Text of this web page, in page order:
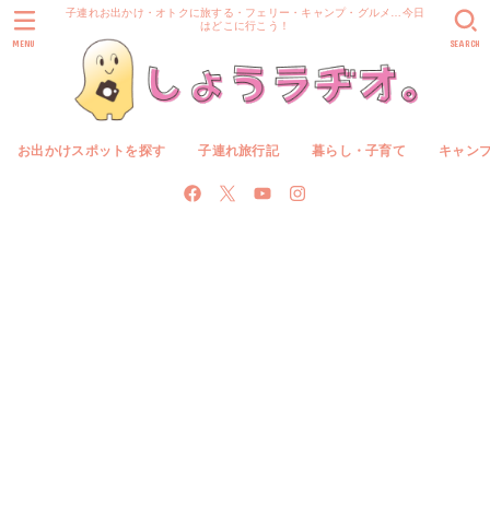
子連れお出かけ・オトクに旅する・フェリー・キャンプ・グルメ…今日
はどこに行こう！
お出かけスポットを探す 子連れ旅行記 暮らし・子育て キャン
SEARCH
MENU